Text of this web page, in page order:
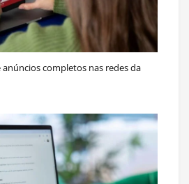
completos nas redes da